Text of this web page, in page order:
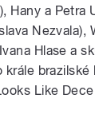
Hany a Petra
Nezvala),
Hlase a
krále
Like